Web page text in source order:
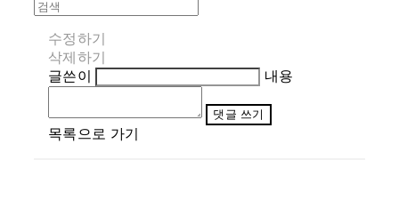
수정하기
삭제하기
글쓴이
내용
댓글 쓰기
목록으로 가기